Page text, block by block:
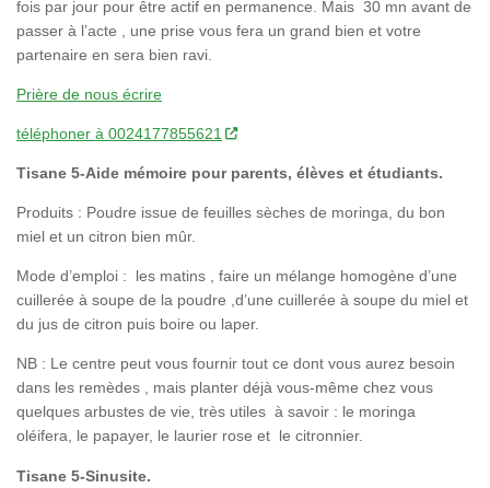
fois par jour pour être actif en permanence. Mais 30 mn avant de
passer à l’acte , une prise vous fera un grand bien et votre
partenaire en sera bien ravi.
Prière de nous écrire
téléphoner à 0024177855621
Tisane 5-Aide mémoire pour parents, élèves et étudiants.
Produits : Poudre issue de feuilles sèches de moringa, du bon
miel et un citron bien mûr.
Mode d’emploi : les matins , faire un mélange homogène d’une
cuillerée à soupe de la poudre ,d’une cuillerée à soupe du miel et
du jus de citron puis boire ou laper.
NB : Le centre peut vous fournir tout ce dont vous aurez besoin
dans les remèdes , mais planter déjà vous-même chez vous
quelques arbustes de vie, très utiles à savoir : le moringa
oléifera, le papayer, le laurier rose et le citronnier.
Tisane 5-Sinusite.